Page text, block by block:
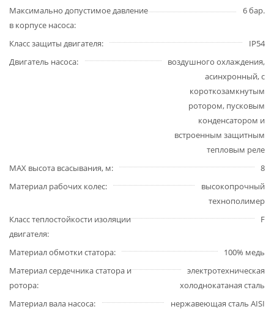
Максимально допустимое давление
в корпусе насоса
6 бар.
Класс защиты двигателя
IP54
Двигатель насоса
воздушного охлаждения,
асинхронный, с
короткозамкнутым
ротором, пусковым
конденсатором и
встроенным защитным
тепловым реле
MAX высота всасывания, м
8
Материал рабочих колес
высокопрочный
технополимер
Класс теплостойкости изоляции
двигателя
F
Материал обмотки статора
100% медь
Материал сердечника статора и
ротора
электротехническая
холоднокатаная сталь
Материал вала насоса
нержавеющая сталь AISI